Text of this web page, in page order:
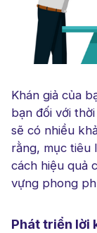
Khán giả của
bạn đối với
sẽ có nhiều
rằng, mục tiêu
cách hiệu quả
vựng phong
Phát triển lời